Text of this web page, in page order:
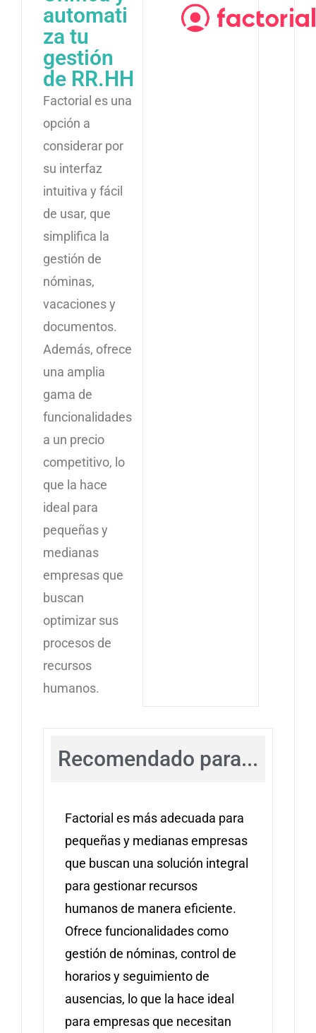
automati
za tu
gestión
de RR.HH
Factorial es una
opción a
considerar por
su interfaz
intuitiva y fácil
de usar, que
simplifica la
gestión de
nóminas,
vacaciones y
documentos.
Además, ofrece
una amplia
gama de
funcionalidades
a un precio
competitivo, lo
que la hace
ideal para
pequeñas y
medianas
empresas que
buscan
optimizar sus
procesos de
recursos
humanos.
Recomendado para...
Factorial es más adecuada para
pequeñas y medianas empresas
que buscan una solución integral
para gestionar recursos
humanos de manera eficiente.
Ofrece funcionalidades como
gestión de nóminas, control de
horarios y seguimiento de
ausencias, lo que la hace ideal
para empresas que necesitan